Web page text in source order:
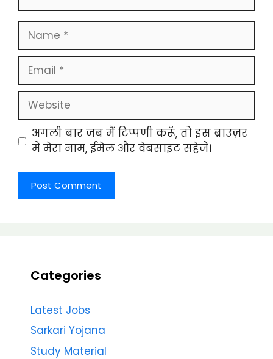
Name
Email
Website
अगली बार जब मैं टिप्पणी करूँ, तो इस ब्राउज़र
में मेरा नाम, ईमेल और वेबसाइट सहेजें।
Categories
Latest Jobs
Sarkari Yojana
Study Material